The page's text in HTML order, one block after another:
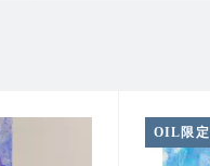
OIL限定